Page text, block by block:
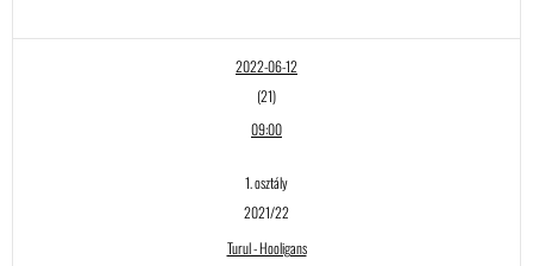
2022-06-12
(21)
09:00
1. osztály
2021/22
Turul - Hooligans